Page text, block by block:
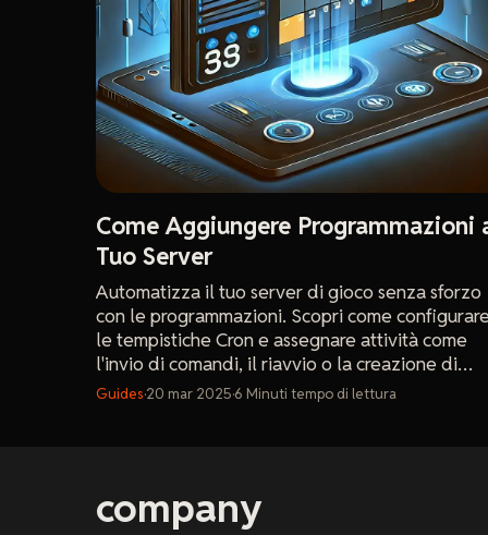
Come Aggiungere Programmazioni
Tuo Server
Automatizza il tuo server di gioco senza sforzo
con le programmazioni. Scopri come configurare
le tempistiche Cron e assegnare attività come
l'invio di comandi, il riavvio o la creazione di
backup per una gestione del server impeccabile.
Guides·20 mar 2025·6 Minuti tempo di lettura
company